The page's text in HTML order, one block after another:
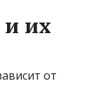
их
от